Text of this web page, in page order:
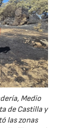
Medio
de Castilla y
las zonas